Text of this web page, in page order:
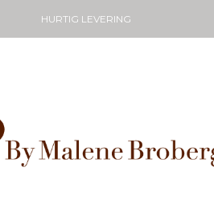
HURTIG LEVERING